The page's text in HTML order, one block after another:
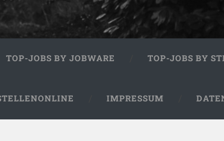
TOP-JOBS BY JOBWARE TOP-JOBS BY
IMPRESSUM